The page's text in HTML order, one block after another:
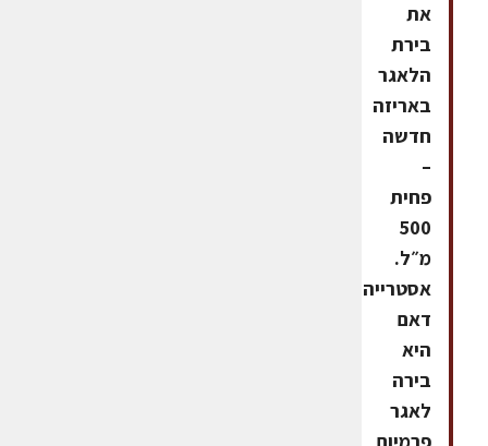
את
בירת
הלאגר
באריזה
חדשה
–
פחית
500
מ״ל.
אסטרייה
דאם
היא
בירה
לאגר